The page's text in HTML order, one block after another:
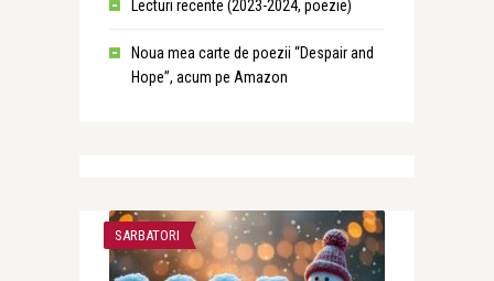
Lecturi recente (2023-2024, poezie)
Noua mea carte de poezii “Despair and
Hope”, acum pe Amazon
SARBATORI